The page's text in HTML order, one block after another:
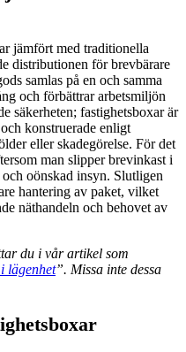
jämfört med traditionella
distributionen för brevbärare
samlas på en och samma
och förbättrar arbetsmiljön
säkerheten; fastighetsboxar är
konstruerade enligt
eller skadegörelse. För det
man slipper brevinkast i
oönskad insyn. Slutligen
hantering av paket, vilket
näthandeln och behovet av
du i vår artikel som
lägenhet”. Missa inte dessa